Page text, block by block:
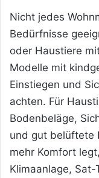
Nicht jedes
Bedürfnisse
oder Haustiere
Modelle mit
Einstiegen und
achten. Für
Bodenbeläge,
und gut belüftete
mehr Komfort
Klimaanlage,